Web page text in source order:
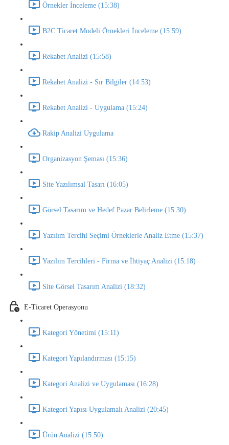
Örnekler İnceleme (15:38)
B2C Ticaret Modeli Örnekleri İnceleme (15:59)
Rekabet Analizi (15:58)
Rekabet Analizi - Sır Bilgiler (14:53)
Rekabet Analizi - Uygulama (15:24)
Rakip Analizi Uygulama
Organizasyon Şeması (15:36)
Site Yazılımsal Tasarı (16:05)
Görsel Tasarım ve Hedef Pazar Belirleme (15:30)
Yazılım Tercihi Seçimi Örneklerle Analiz Etme (15:37)
Yazılım Tercihleri - Firma ve İhtiyaç Analizi (15:18)
Site Görsel Tasarım Analizi (18:32)
E-Ticaret Operasyonu
Kategori Yönetimi (15:11)
Kategori Yapılandırması (15:15)
Kategori Analizi ve Uygulaması (16:28)
Kategori Yapısı Uygulamalı Analizi (20:45)
Ürün Analizi (15:50)